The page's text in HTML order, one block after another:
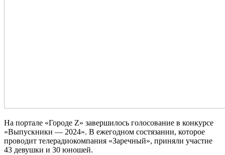
На портале «Городе Z» завершилось голосование в конкурсе
«Выпускники — 2024». В ежегодном состязании, которое
проводит телерадиокомпания «Заречный», приняли участие
43 девушки и 30 юношей.